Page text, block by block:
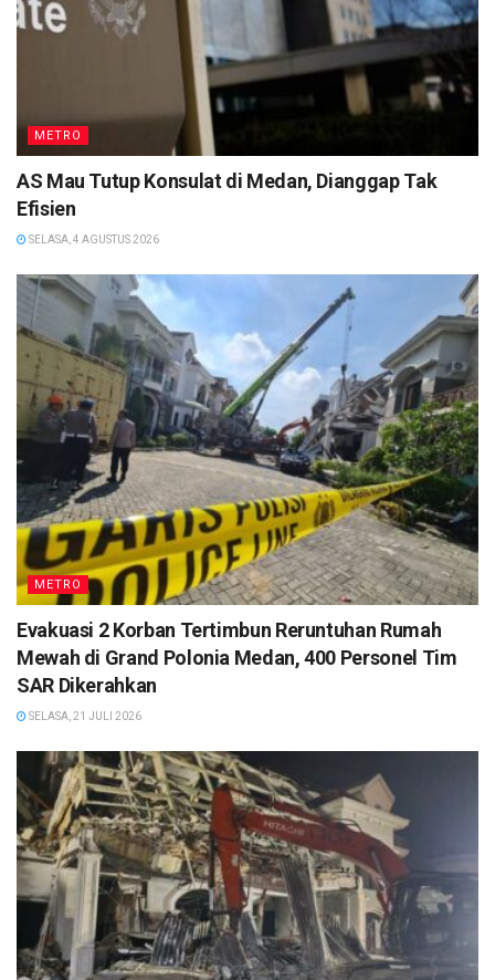
METRO
AS Mau Tutup Konsulat di Medan, Dianggap Tak
Efisien
SELASA, 4 AGUSTUS 2026
METRO
Evakuasi 2 Korban Tertimbun Reruntuhan Rumah
Mewah di Grand Polonia Medan, 400 Personel Tim
SAR Dikerahkan
SELASA, 21 JULI 2026